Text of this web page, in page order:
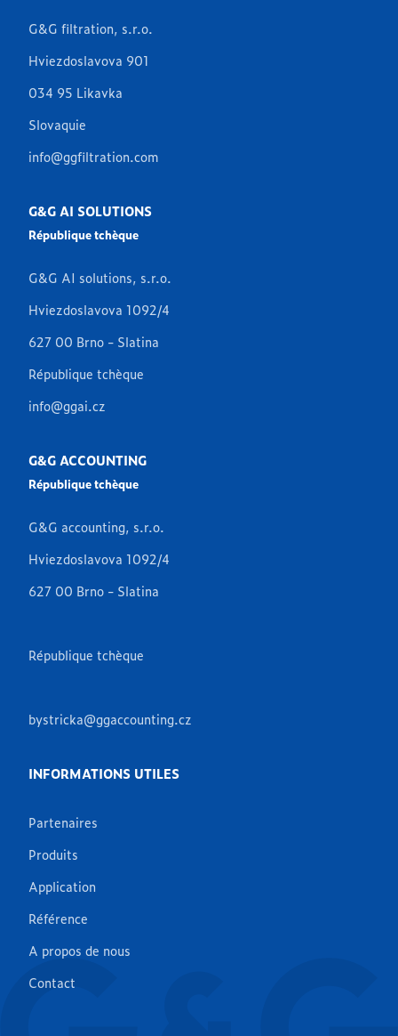
G&G filtration, s.r.o.
Hviezdoslavova 901
034 95 Likavka
Slovaquie
info@ggfiltration.com
G&G AI SOLUTIONS
République tchèque
G&G AI solutions, s.r.o.
Hviezdoslavova 1092/4
627 00 Brno - Slatina
République tchèque
info@ggai.cz
G&G ACCOUNTING
République tchèque
G&G accounting, s.r.o.
Hviezdoslavova 1092/4
627 00 Brno - Slatina
République tchèque
bystricka@ggaccounting.cz
INFORMATIONS UTILES
Partenaires
Produits
Application
Référence
A propos de nous
Contact